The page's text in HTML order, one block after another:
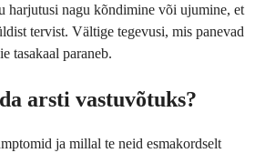
harjutusi nagu kõndimine või ujumine, et
tervist. Vältige tegevusi, mis panevad
tasakaal paraneb.
arsti vastuvõtuks?
ja millal te neid esmakordselt